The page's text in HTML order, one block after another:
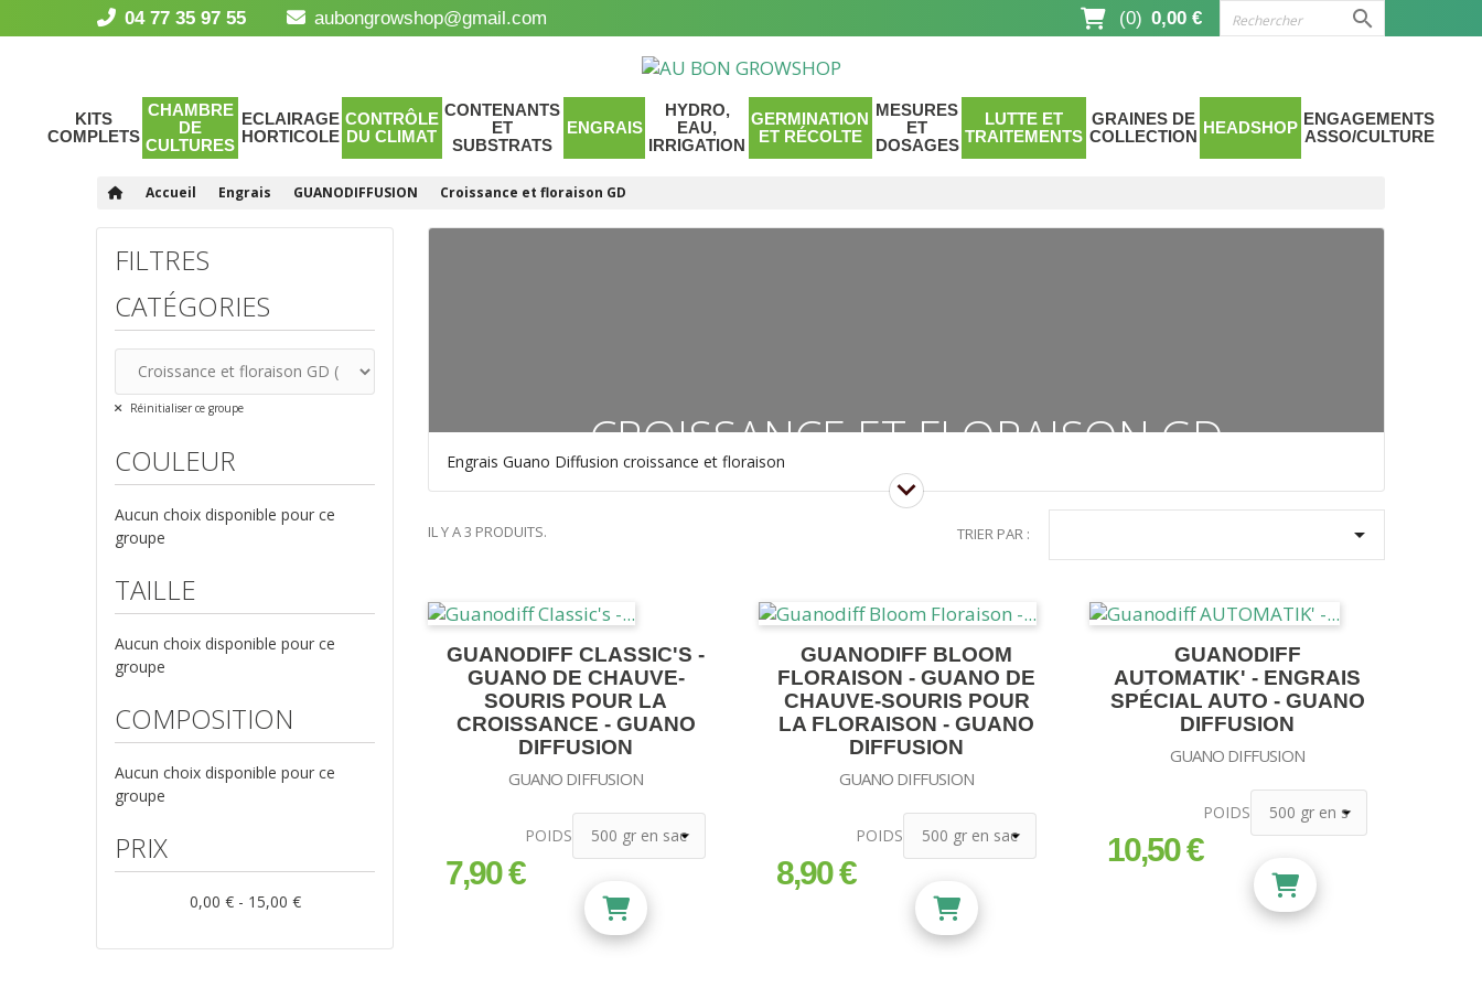
04 77 35 97 55 aubongrowshop@gmail.com (0) 0,00 € 
KITS
COMPLETS
CHAMBRE
DE
CULTURES
ECLAIRAGE
HORTICOLE
CONTRÔLE
DU CLIMAT
CONTENANTS
ET
SUBSTRATS
ENGRAIS
HYDRO,
EAU,
IRRIGATION
GERMINATION
ET RÉCOLTE
MESURES
ET
DOSAGES
LUTTE ET
TRAITEMENTS
GRAINES DE
COLLECTION HEADSHOP ENGAGEMENTS
ASSO/CULTURE
Accueil Engrais GUANODIFFUSION Croissance et floraison GD
FILTRES
CATÉGORIES
Réinitialiser ce groupe
COULEUR
Aucun choix disponible pour ce
groupe
TAILLE
Aucun choix disponible pour ce
groupe
COMPOSITION
Aucun choix disponible pour ce
groupe
PRIX
0,00 € - 15,00 €
CROISSANCE ET FLORAISON GD
Engrais Guano Diffusion croissance et floraison
IL Y A 3 PRODUITS. TRIER PAR : 
GUANODIFF CLASSIC'S -
GUANO DE CHAUVE-
SOURIS POUR LA
CROISSANCE - GUANO
DIFFUSION
GUANO DIFFUSION
prix
7,90 €
POIDS
GUANODIFF BLOOM
FLORAISON - GUANO DE
CHAUVE-SOURIS POUR
LA FLORAISON - GUANO
DIFFUSION
GUANO DIFFUSION
prix
8,90 €
POIDS
GUANODIFF
AUTOMATIK' - ENGRAIS
SPÉCIAL AUTO - GUANO
DIFFUSION
GUANO DIFFUSION
prix
10,50 €
POIDS